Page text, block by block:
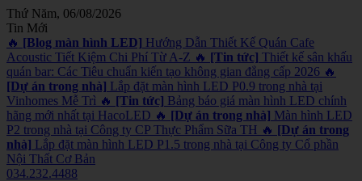
Thứ Năm, 06/08/2026
Tin Mới
🔥 [Blog màn hình LED] Hướng Dẫn Thiết Kế Quán Cafe
Acoustic Tiết Kiệm Chi Phí Từ A-Z 🔥 [Tin tức] Thiết kế sân khấu
quán bar: Các Tiêu chuẩn kiến tạo không gian đẳng cấp 2026 🔥
[Dự án trong nhà] Lắp đặt màn hình LED P0.9 trong nhà tại
Vinhomes Mễ Trì 🔥 [Tin tức] Bảng báo giá màn hình LED chính
hãng mới nhất tại HacoLED 🔥 [Dự án trong nhà] Màn hình LED
P2 trong nhà tại Công ty CP Thực Phẩm Sữa TH 🔥 [Dự án trong
nhà] Lắp đặt màn hình LED P1.5 trong nhà tại Công ty Cổ phần
Nội Thất Cơ Bản
034.232.4488